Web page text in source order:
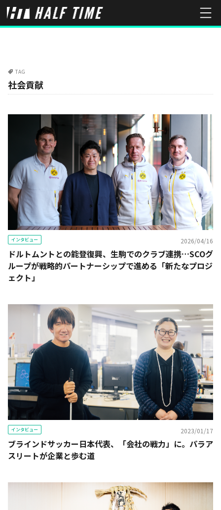
TAG
社会貢献
インタビュー 2026/04/16
ドルトムントとの能登復興、生駒でのクラブ連携…SCOグ
ループが戦略的パートナーシップで進める「新たなプロジ
ェクト」
インタビュー 2023/01/17
ブラインドサッカー日本代表、「会社の戦力」に。パラア
スリートが企業と歩む道